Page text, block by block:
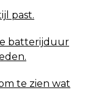
past.
batterijduur
te zien wat